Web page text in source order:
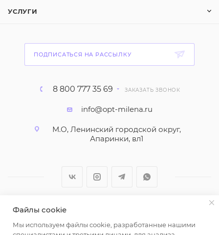
УСЛУГИ
ПОДПИСАТЬСЯ НА РАССЫЛКУ
8 800 777 35 69 ЗАКАЗАТЬ ЗВОНОК
info@opt-milena.ru
М.О, Ленинский городской округ,
Апаринки, вл1
2026 © ООО "Вайт Текстиль групп"
Любая информация на сайте носит справочный
Файлы cookie
Мы используем файлы cookie, разработанные нашими